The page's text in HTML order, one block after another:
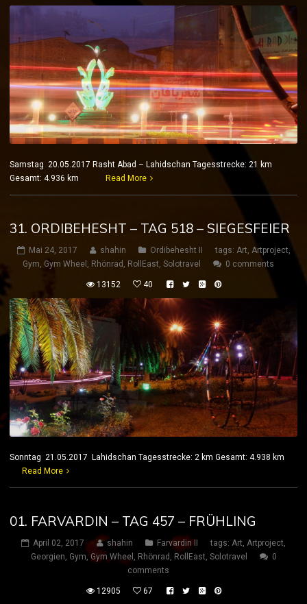
Samstag 20.05.2017 Rasht Abad – Lahidschan Tagesstrecke: 21 km
Gesamt: 4.936 km
Read More
31. ORDIBEHESHT – TAG 518 – SIEGESFEIER
Mai 24, 2017 shahin Ordibehesht II tags: Art, Artproject,
Gym, Gym Wheel , Rhönrad , RollEast, Solotravel 0 comments
13152 40
Sonntag 21.05.2017 Lahidschan Tagesstrecke: 2 km Gesamt: 4.938 km
Read More
01. FARVARDIN – TAG 457 – FRÜHLING
April 02, 2017 shahin Farvardin II tags: Art, Artproject,
Georgien, Gym, Gym Wheel , Rhönrad , RollEast, Solotravel
0
comments
12905 67